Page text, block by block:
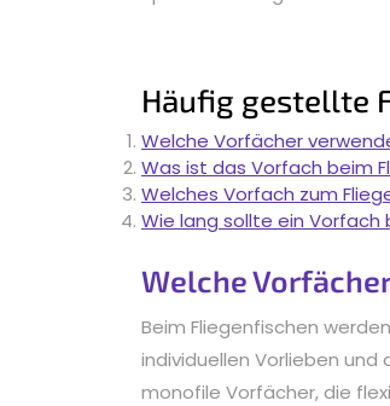
Häufig gestellte
Welche Vorfächer
Was ist das Vorfach beim
Welches Vorfach zum
Wie lang sollte ein Vorfach
Welche
Beim Fliegenfischen
individuellen Vorlieben
monofile Vorfächer, die